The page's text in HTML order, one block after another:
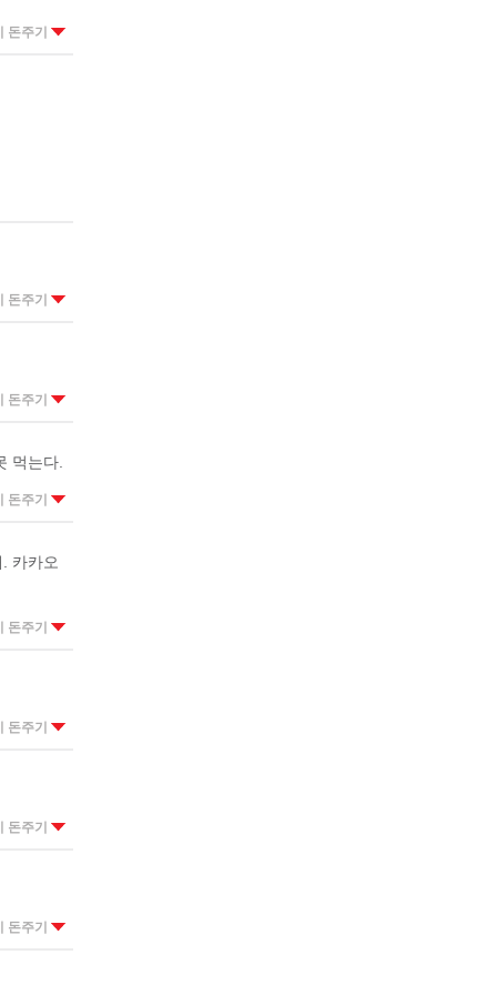
돈주기
돈주기
돈주기
먹는다.
돈주기
카카오
돈주기
돈주기
돈주기
돈주기